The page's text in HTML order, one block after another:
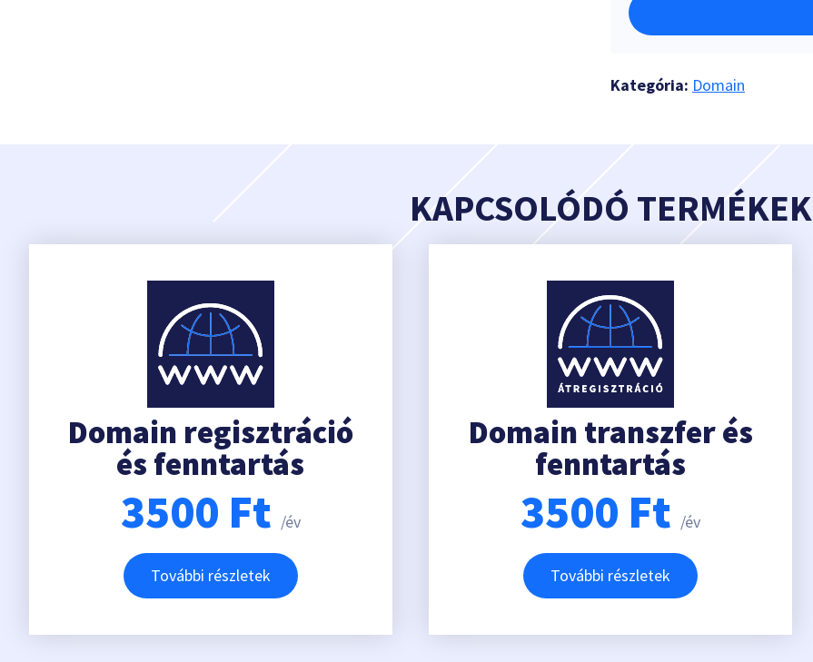
Kategória: Domain
KAPCSOLÓDÓ TERMÉKEK
Domain regisztráció
és fenntartás
3500 Ft /év
További részletek
Domain transzfer és
fenntartás
3500 Ft /év
További részletek